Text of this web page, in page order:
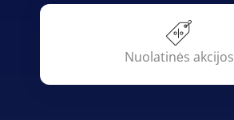
Nuolatinės akcijos